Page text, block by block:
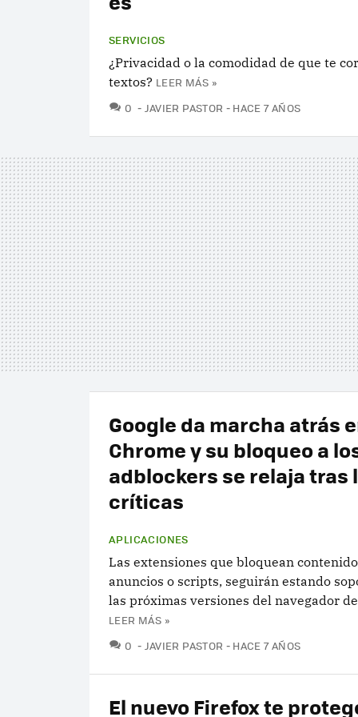
SERVICIOS
¿Privacidad o la comodidad de que te
textos? LEER MÁS »
0 COMENTARIOS
JAVIER PASTOR HACE 7 AÑOS
Google da marcha atrás
Chrome y su bloqueo a
adblockers se relaja tras
críticas
APLICACIONES
Las extensiones que bloquean
anuncios o scripts, seguirán estando
las próximas versiones del navegador
LEER MÁS »
0 COMENTARIOS
JAVIER PASTOR HACE 7 AÑOS
El nuevo Firefox te